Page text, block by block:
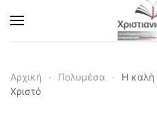
Skip to main content
Αρχική Πολυμέσα
Η καλή
Χριστό